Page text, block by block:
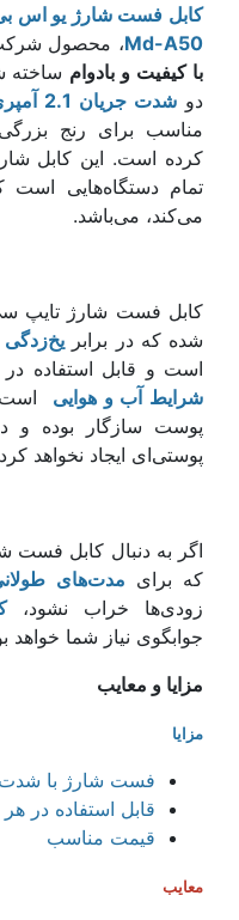
کابل فست شارژ یو اس بی
Md-A50، محصول
با کیفیت و بادوام ساخته
دوشدت جریان 2.1 آمپری و 3 آمپری
مناسب برای رنج بزرگی
کرده است. این کابل
تمام دستگاه‌هایی است
می‌کند، می‌باشد.
کابل فست شارژ تایپ سی
شده که در برابر
است و قابل استفاده در
شرایط آب و هوایی
پوست سازگار بوده و
پوستی‌ای ایجاد نخواهد
اگر به دنبال کابل فست
که برای مدت‌های
زودی‌ها خراب نشود،
جوابگوی نیاز شما خواهد
مزایا و معایب
مزایا
فست شارژ با شدت جریان 3
قابل استفاده در
قیمت مناسب
معایب